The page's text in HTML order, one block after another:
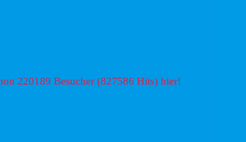
220189 Besucher (827586 Hits) hier!